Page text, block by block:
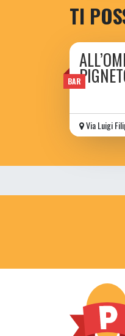
TI
BAR
Via Luigi